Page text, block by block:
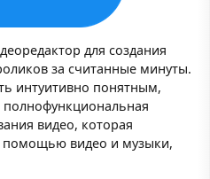
для создания
за считанные минуты.
интуитивно понятным,
видео, которая
помощью видео и музыки,